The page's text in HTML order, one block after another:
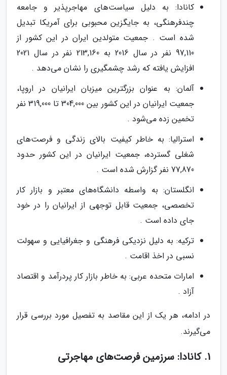
کانادا: به دلیل سیاست‌های مهاجرپذیر و جامعه
چندفرهنگی، به جایگزین محبوبی برای آمریکا تبدیل
شده است . جمعیت متولدین ایران در این کشور از
97,110 نفر در سال 2016 به 213,160 نفر در سال 2021
افزایش یافته که رشد چشمگیری را نشان می‌دهد .
آلمان: به عنوان بزرگترین میزبان ایرانیان در اروپا،
جمعیت ایرانیان در این کشور بین 304,000 تا 319,000 نفر
تخمین زده می‌شود .
استرالیا: به خاطر کیفیت بالای زندگی و فرصت‌های
شغلی گسترده، جمعیت ایرانیان در این کشور حدود
77,870 نفر گزارش شده است .
انگلستان: به واسطه دانشگاه‌های معتبر و بازار کار
تخصصی، جمعیت قابل توجهی از ایرانیان را در خود
جای داده است .
ترکیه: به دلیل نزدیکی فرهنگی و جغرافیایی و سهولت
نسبی در اخذ اقامت .
امارات متحده عربی: به خاطر بازار کار پردرآمد و اقتصاد
آزاد .
در ادامه، هر یک از این مقاصد به تفصیل مورد بررسی قرار
می‌گیرند.
1. کانادا: سرزمین فرصت‌های مهاجرتی